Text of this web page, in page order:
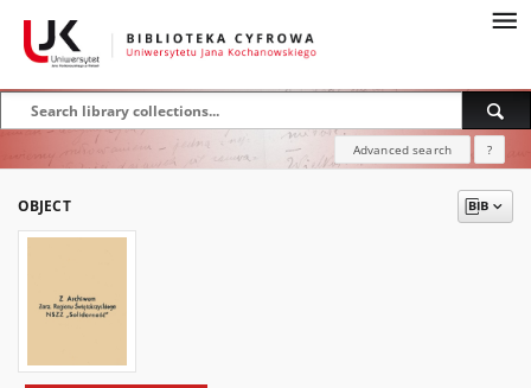
Advanced search ?
OBJECT